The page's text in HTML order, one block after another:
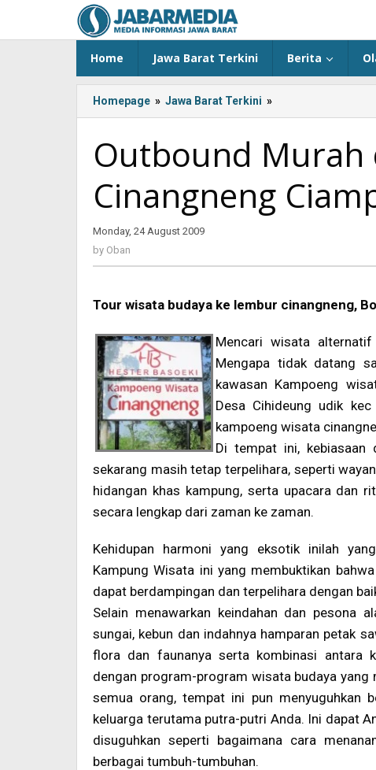
content
Home Jawa Barat Terkini Berita
Homepage » Jawa Barat Terkini »
-:IN-
>Outbound
Murah
lembur
Cinangneng
Barat<!-
Outbound
Cinangneng
Monday, 24 August 2009
by Oban
Tour wisata budaya ke lembur cinangneng,
Mencari wisata
Mengapa tidak datang
kawasan Kampoeng
Desa Cihideung udik
kampoeng wisata
Di tempat ini,
sekarang masih tetap terpelihara, seperti
hidangan khas kampung, serta upacara dan
secara lengkap dari zaman ke zaman.
Kehidupan harmoni yang eksotik inilah
Kampung Wisata ini yang membuktikan
dapat berdampingan dan terpelihara dengan
Selain menawarkan keindahan dan pesona
sungai, kebun dan indahnya hamparan petak
flora dan faunanya serta kombinasi antara
dengan program-program wisata budaya
semua orang, tempat ini pun menyuguhkan
keluarga terutama putra-putri Anda. Ini dapat
disuguhkan seperti bagaimana cara
berbagai tumbuh-tumbuhan.